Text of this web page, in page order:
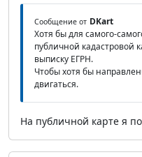
Сообщение от DKart
Хотя бы для самого-
публичной кадастровой
выписку ЕГРН.
Чтобы хотя бы
двигаться.
На публичной карте я